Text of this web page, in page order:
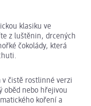
klasiku ve
z luštěnin, drcených
čokolády, která
v čistě rostlinné verzi
oběd nebo hřejivou
koření a